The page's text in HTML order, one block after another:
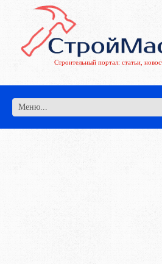
Строительный портал: статьи,